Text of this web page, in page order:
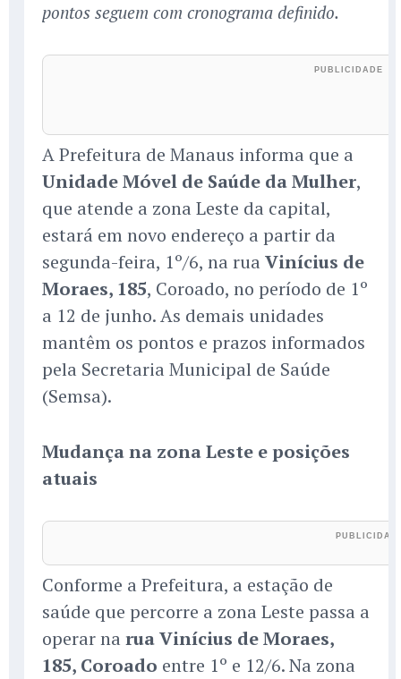
pontos seguem com cronograma definido.
A Prefeitura de Manaus informa que a
Unidade Móvel de Saúde da Mulher,
que atende a zona Leste da capital,
estará em novo endereço a partir da
segunda-feira, 1º/6, na rua Vinícius de
Moraes, 185, Coroado, no período de 1º
a 12 de junho. As demais unidades
mantêm os pontos e prazos informados
pela Secretaria Municipal de Saúde
(Semsa).
Mudança na zona Leste e posições
atuais
Conforme a Prefeitura, a estação de
saúde que percorre a zona Leste passa a
operar na rua Vinícius de Moraes,
185, Coroado entre 1º e 12/6. Na zona